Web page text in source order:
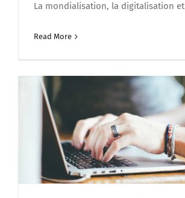
La mondialisation, la digitalisation et
Read More